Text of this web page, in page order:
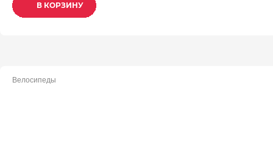
В КОРЗИНУ
В КОРЗИНУ
В КОРЗИНУ
Велосипеды